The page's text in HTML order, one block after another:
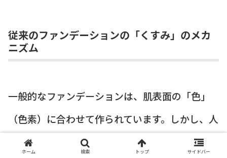
従来のファンデーションの「くすみ」のメカ
ニズム
一般的なファンデーションは、肌表面の「色」
（色素）に合わせて作られています。しかし、人
の肌の下には、
血液の色（ヘモグロビン）
が流
ホーム 検索 トップ サイドバー